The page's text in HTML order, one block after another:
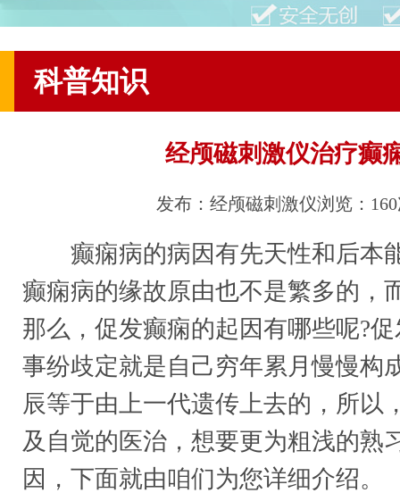
科普知识
经颅磁刺激仪治疗癫
发布：经颅磁刺激仪浏览：
癫痫病的病因有先天性和后本
癫痫病的缘故原由也不是繁多的，
那么，促发癫痫的起因有哪些呢?
事纷歧定就是自己穷年累月慢慢构
辰等于由上一代遗传上去的，所以
及自觉的医治，想要更为粗浅的熟
因，下面就由咱们为您详细介绍。